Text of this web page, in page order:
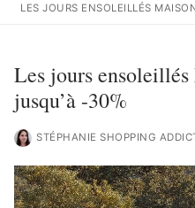
LES JOURS ENSOLEILLÉS
Les jours
jusqu’à -30%
STÉPHANIE SHOPPING